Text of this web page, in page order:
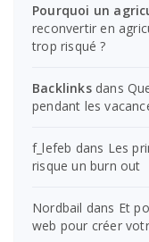
Pourquoi un
reconvertir en
trop risqué ?
Backlinksdans
pendant les
f_lefeb dans Les
risque un burn out
Nordbail dans Et
web pour créer